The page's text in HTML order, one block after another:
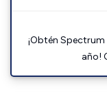
¡Obtén
año!